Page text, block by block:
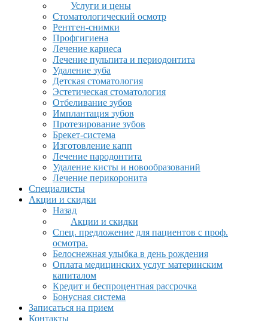
Услуги и цены
Стоматологический осмотр
Рентген-снимки
Профгигиена
Лечение кариеса
Лечение пульпита и периодонтита
Удаление зуба
Детская стоматология
Эстетическая стоматология
Отбеливание зубов
Имплантация зубов
Протезирование зубов
Брекет-система
Изготовление капп
Лечение пародонтита
Удаление кисты и новообразований
Лечение перикоронита
Специалисты
Акции и скидки
Назад
Акции и скидки
Спец. предложение для пациентов с проф.
осмотра.
Белоснежная улыбка в день рождения
Оплата медицинских услуг материнским
капиталом
Кредит и беспроцентная рассрочка
Бонусная система
Записаться на прием
Контакты